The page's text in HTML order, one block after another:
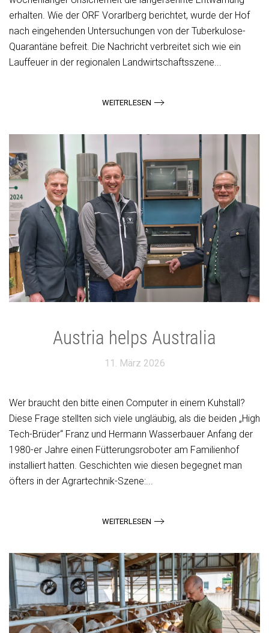
erhalten. Wie der ORF Vorarlberg berichtet, wurde der Hof
nach eingehenden Untersuchungen von der Tuberkulose-
Quarantäne befreit. Die Nachricht verbreitet sich wie ein
Lauffeuer in der regionalen Landwirtschaftsszene...
WEITERLESEN
Austria helps Australia
11. März 2026
Wer braucht den bitte einen Computer in einem Kuhstall?
Diese Frage stellten sich viele ungläubig, als die beiden „High
Tech-Brüder“ Franz und Hermann Wasserbauer Anfang der
1980-er Jahre einen Fütterungsroboter am Familienhof
installiert hatten. Geschichten wie diesen begegnet man
öfters in der Agrartechnik-Szene:...
WEITERLESEN